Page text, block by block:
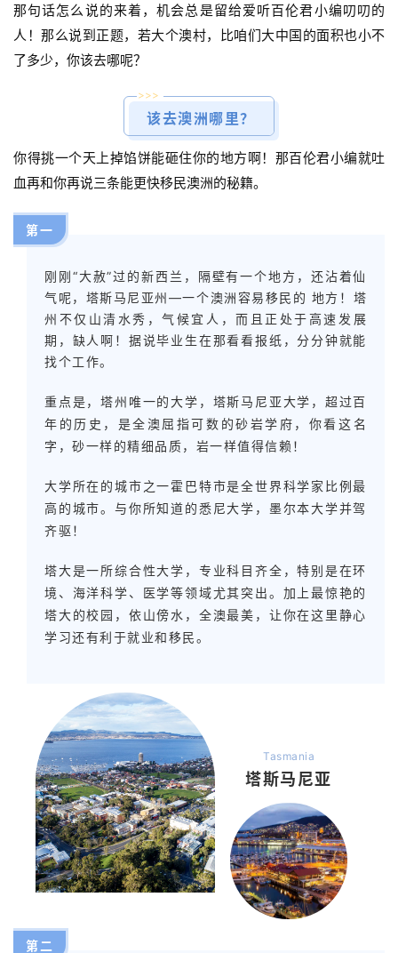
那句话怎么说的来着，机会总是留给爱听百伦君小编叨叨的
人！ 那么说到正题，若大个澳村，比咱们大中国的面积也小不
了多少，你该去哪呢？
>>>
该去澳洲哪里？
你得挑一个天上掉馅饼能砸住你的地方啊！那百伦君小编就吐
血再和你再说三条能更快移民澳洲的秘籍。
第一
刚刚“大赦”过的新西兰，隔壁有一个地方，还沾着仙
气呢，塔斯马尼亚州—一个澳洲容易移民的 地方！塔
州不仅山清水秀，气候宜人，而且正处于高速发展
期，缺人啊！据说毕业生在那看看报纸，分分钟就能
找个工作。
重点是，塔州唯一的大学，塔斯马尼亚大学，超过百
年的历史，是全澳屈指可数的砂岩学府，你看这名
字，砂一样的精细品质，岩一样值得信赖！
大学所在的城市之一霍巴特市是全世界科学家比例最
高的城市。与你所知道的悉尼大学，墨尔本大学并驾
齐驱！
塔大是一所综合性大学，专业科目齐全，特别是在环
境、海洋科学、医学等领域尤其突出。加上最惊艳的
塔大的校园，依山傍水，全澳最美，让你在这里静心
学习还有利于就业和移民。
Tasmania
塔斯马尼亚
第二